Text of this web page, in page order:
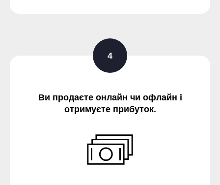
Ви продаєте онлайн чи офлайн і
отримуєте прибуток.